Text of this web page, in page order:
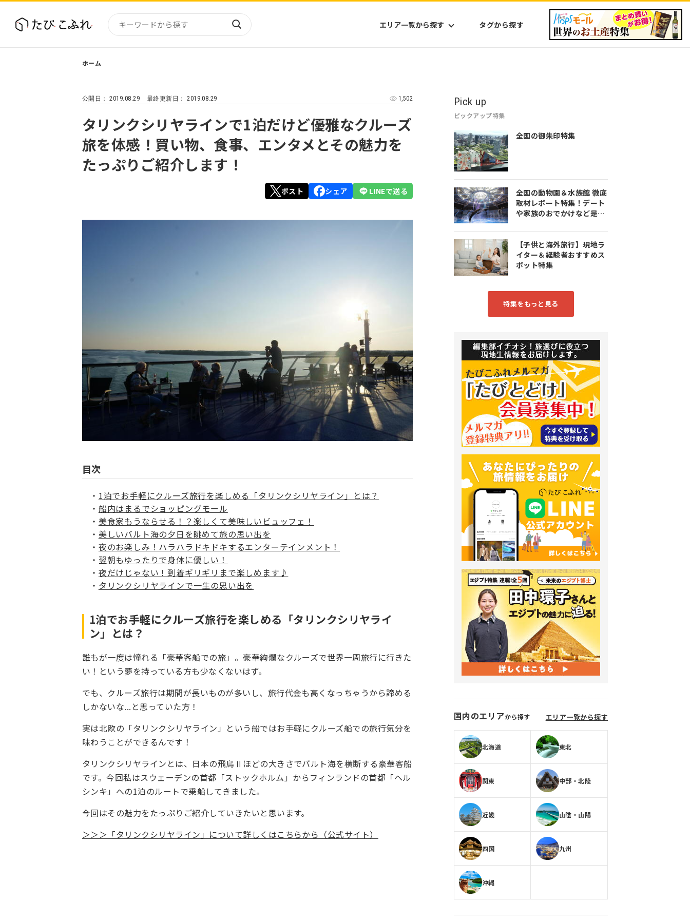
エリア一覧から探す タグから探す
東北
関東
中部・北陸
近畿
四国
九州
沖縄
アジア
北米
中南米
中近東
ハワイ
ミクロネシア
オセアニア
南太平洋
ホーム
公開日：2019.08.29 最終更新日：2019.08.29 1,502
タリンクシリヤラインで1泊だけど優雅なクルーズ
旅を体感！買い物、食事、エンタメとその魅力を
たっぷりご紹介します！
ポスト シェア LINEで送る
目次
1泊でお手軽にクルーズ旅行を楽しめる「タリンクシリヤライン」とは？
船内はまるでショッピングモール
美食家もうならせる！？楽しくて美味しいビュッフェ！
美しいバルト海の夕日を眺めて旅の思い出を
夜のお楽しみ！ハラハラドキドキするエンターテインメント！
翌朝もゆったりで身体に優しい！
夜だけじゃない！到着ギリギリまで楽しめます♪
タリンクシリヤラインで一生の思い出を
1泊でお手軽にクルーズ旅行を楽しめる「タリンクシリヤライ
ン」 とは？
誰もが一度は憧れる「豪華客船での旅」。豪華絢爛なクルーズで世界一周旅行に行きた
い！という夢を持っている方も少なくないはず。
でも、クルーズ旅行は期間が長いものが多いし、旅行代金も高くなっちゃうから諦める
しかないな...と思っていた方！
実は北欧の「タリンクシリヤライン」という船ではお手軽にクルーズ船での旅行気分を
味わうことができるんです！
タリンクシリヤラインとは、日本の飛鳥Ⅱほどの大きさでバルト海を横断する豪華客船
です。今回私はスウェーデンの首都「ストックホルム」からフィンランドの首都「ヘル
シンキ」への1泊のルートで乗船してきました。
今回はその魅力をたっぷりご紹介していきたいと思います。
＞＞＞「タリンクシリヤライン」について詳しくはこちらから（公式サイト）
Pick up
ピックアップ特集
全国の御朱印特集
全国の動物園＆水族館 徹底
取材レポート特集！デート
や家族のおでかけなど是非
【子供と海外旅行】現地ラ
イター＆経験者おすすめス
ポット特集
特集をもっと見る
国内のエリアから探す エリア一覧から探す
北海道 東北
関東 中部・北陸
近畿 山陰・山陽
四国 九州
沖縄